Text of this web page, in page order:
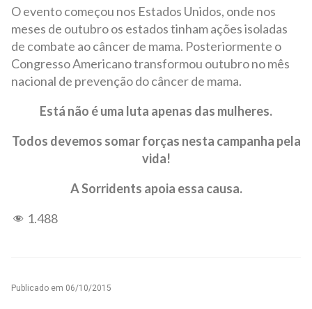
O evento começou nos Estados Unidos, onde nos
meses de outubro os estados tinham ações isoladas
de combate ao câncer de mama. Posteriormente o
Congresso Americano transformou outubro no mês
nacional de prevenção do câncer de mama.
Está não é uma luta apenas das mulheres.
Todos devemos somar forças nesta campanha pela
vida!
A Sorridents apoia essa causa.
1.488
Publicado em 06/10/2015